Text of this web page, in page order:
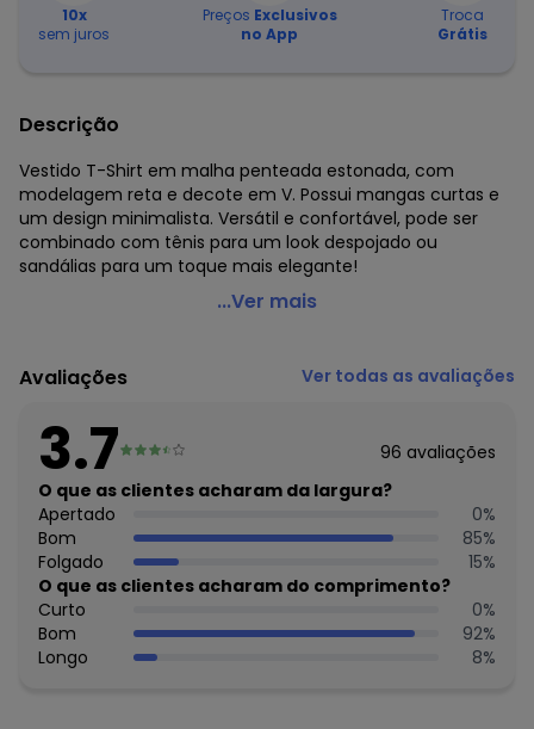
10x
sem juros
Preços Exclusivos
no App
Troca
Grátis
Descrição
Vestido T-Shirt em malha penteada estonada, com
modelagem reta e decote em V. Possui mangas curtas e
um design minimalista. Versátil e confortável, pode ser
combinado com tênis para um look despojado ou
sandálias para um toque mais elegante!
Quintess - Vestido Magenta em Malha de Algodão
Modelagem: Solta
Decote frente: V
Comprimento: Clássico
Material: Malha de Algodão
Estação: Ano Inteiro
Situação de Uso: Casual
Composição Material: 100% Algodão
Histórico de preços
O preço apresentado abaixo é o menor oferecido em
algum dia do mês, para o menor tamanho disponível.
agosto/2026
N/D*
...Ver mais
Avaliações Ver todas as avaliações
3.7 96 avaliações
O que as clientes acharam da largura?
Apertado
0%
Bom
85%
Folgado
15%
O que as clientes acharam do comprimento?
Curto
0%
Bom
92%
Longo
8%